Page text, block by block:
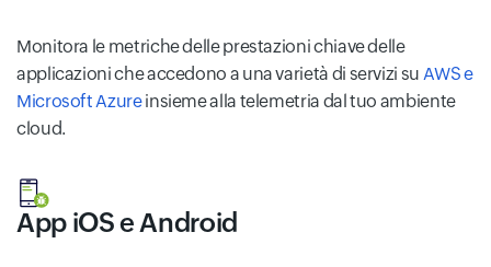
Monitora le metriche delle prestazioni chiave delle
applicazioni che accedono a una varietà di servizi su AWS e
Microsoft Azureinsieme alla telemetria dal tuo ambiente
cloud.
App iOS e Android